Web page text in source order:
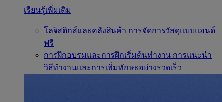
เรียนรู้เพิ่มเติม
โลจิสติกส์และคลังสินค้า การจัดการวัสดุแบบแฮนด์
ฟรี
การฝึกอบรมและการฝึกเริ่มต้นทำงาน การแนะนำ
วิธีทำงานและการเพิ่มทักษะอย่างรวดเร็ว